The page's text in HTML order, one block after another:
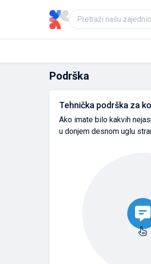
Podrška
Tehnička podrška za
Ako imate bilo kakvih
u donjem desnom uglu